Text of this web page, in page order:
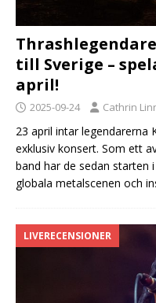
till Sverige –
april!
2025-09-24 Cathrin
23 april intar legendarerna
exklusiv konsert. Som ett
band har de sedan starten
globala metalscenen och
LIVERECENSIONER